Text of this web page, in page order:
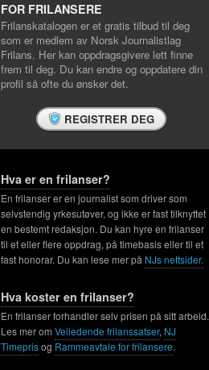
FOR FRILANSERE
Frilanskatalogen er et gratis tilbud til deg
som er medlem av Norsk Journalistlag
Frilans. Her kan oppdragsgivere lett finne
frem til deg. Du kan endre og oppdatere din
profil så ofte du ønsker det.
REGISTRER DEG
Hva er en frilanser?
En frilanser er en journalist som driver som
selvstendig yrkesutøver, og ikke er fast tilknyttet
en bestemt redaksjon. Du kan hyre en frilanser
til et eller flere oppdrag, på timebasis eller til et
fast honorar. Du kan lese mer på NJs nettsider.
Hva koster en frilanser?
En frilanser forhandler selv prisen på sitt arbeid.
Les mer om Veiledende frilanssatser, NJ
Timeprisog Rammeavtale for frilansere.